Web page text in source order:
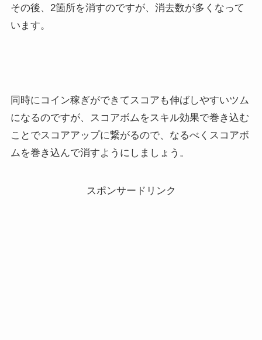
その後、2箇所を消すのですが、消去数が多くなって
います。
同時にコイン稼ぎができてスコアも伸ばしやすいツム
になるのですが、スコアボムをスキル効果で巻き込む
ことでスコアアップに繋がるので、なるべくスコアボ
ムを巻き込んで消すようにしましょう。
スポンサードリンク